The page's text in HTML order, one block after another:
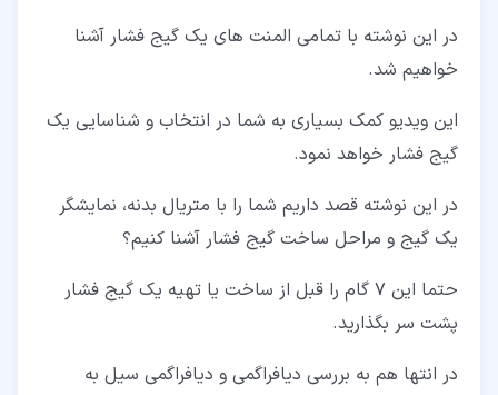
۴‏- استاندارد نفوذ گیج IP
۶‏- صفحه شیشه ‌ای روی گیج فشار
۷‏- تحمل پذیری گیج
۷‏-‏۱‏- Blow-out Protection
۸‏- Wetted part
در این نوشته با تمامی المنت های یک گیج فشار آشنا
خواهیم شد.
این ویدیو کمک بسیاری به شما در انتخاب و شناسایی یک
گیج فشار خواهد نمود.
در این نوشته قصد داریم شما را با متریال بدنه، نمایشگر
یک گیج و مراحل ساخت گیج فشار آشنا کنیم؟
حتما این 7 گام را قبل از ساخت یا تهیه یک گیج فشار
پشت سر بگذارید.
در انتها هم به بررسی دیافراگمی و دیافراگمی سیل به